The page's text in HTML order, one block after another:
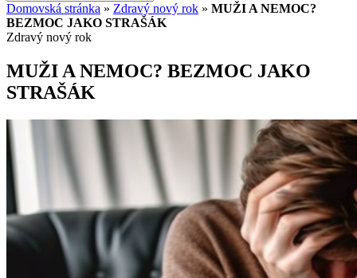
Domovská stránka » Zdravý nový rok » MUŽI A NEMOC?
BEZMOC JAKO STRAŠÁK
Zdravý nový rok
MUŽI A NEMOC? BEZMOC JAKO
STRAŠÁK